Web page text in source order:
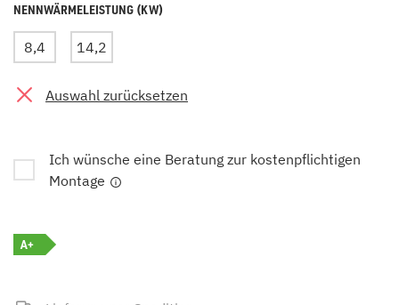
NENNWÄRMELEISTUNG (KW)
8,4 14,2
Auswahl zurücksetzen
Ich wünsche eine Beratung zur kostenpflichtigen
Montage
A+